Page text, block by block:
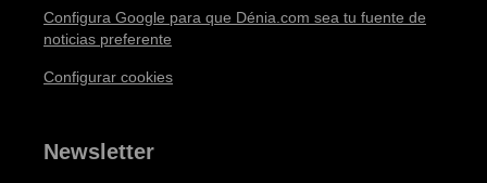
Configura Google para que Dénia.com sea tu fuente de
noticias preferente
Configurar cookies
Newsletter